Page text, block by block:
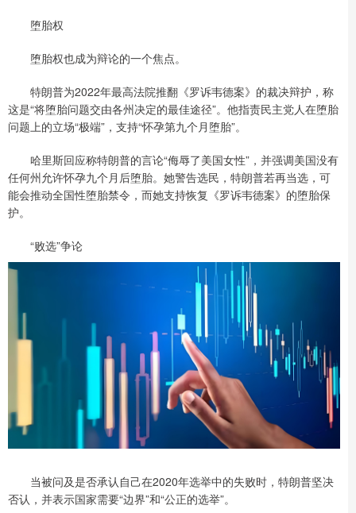
堕胎权
堕胎权也成为辩论的一个焦点。
特朗普为2022年最高法院推翻《罗诉韦德案》的裁决辩护，称
这是“将堕胎问题交由各州决定的最佳途径”。他指责民主党人在堕胎
问题上的立场“极端”，支持“怀孕第九个月堕胎”。
哈里斯回应称特朗普的言论“侮辱了美国女性”，并强调美国没有
任何州允许怀孕九个月后堕胎。她警告选民，特朗普若再当选，可
能会推动全国性堕胎禁令，而她支持恢复《罗诉韦德案》的堕胎保
护。
“败选”争论
当被问及是否承认自己在2020年选举中的失败时，特朗普坚决
否认，并表示国家需要“边界”和“公正的选举”。